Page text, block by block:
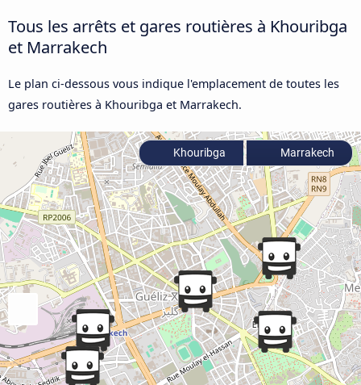
Tous les arrêts et gares routières à Khouribga
et Marrakech
Le plan ci-dessous vous indique l'emplacement de toutes les
gares routières à Khouribga et Marrakech.
Khouribga Marrakech